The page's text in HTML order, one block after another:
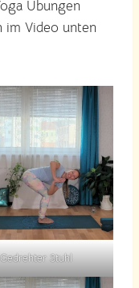
Übungen
im Video unten
Gedrehter Stuhl